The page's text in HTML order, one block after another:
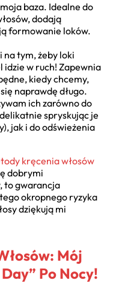
baza. Idealne do
dodają
formowanie loków.
na tym, żeby loki
idzie w ruch! Zapewnia
kiedy chcemy,
naprawdę długo.
ich zarówno do
spryskując je
jak i do odświeżenia
kręcenia włosów
dobrymi
to gwarancja
okropnego ryzyka
dziękują mi
Mój
Po Nocy!